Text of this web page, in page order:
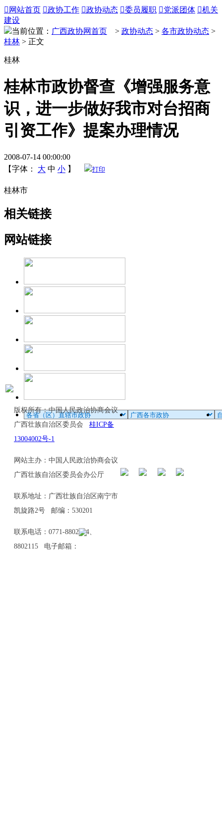
 网站首页 政协工作 政协动态 委员履职 党派团体 机关
建设
当前位置： 广西政协网首页 > 政协动态 > 各市政协动态 >
桂林 > 正文
桂林
桂林市政协督查《增强服务意
识，进一步做好我市对台招商
引资工作》提案办理情况
2008-07-14 00:00:00
【字体：
大 中 小 】 打印
桂林市
相关链接
网站链接
版权所有：中国人民政治协商会议
广西壮族自治区委员会 桂ICP备
13004002号-1
网站主办：中国人民政治协商会议
广西壮族自治区委员会办公厅
联系地址：广西壮族自治区南宁市
凯旋路2号 邮编：530201
联系电话：0771-8802114、
8802115 电子邮箱：